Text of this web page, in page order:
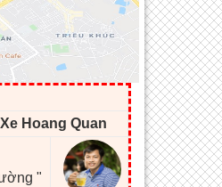
Hoang Quan
"